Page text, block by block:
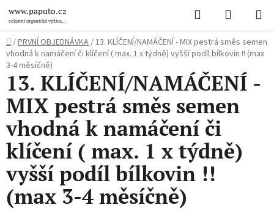
na
obsah
www.paputo.cz
celostní organická výživa
Hledat
KOŠÍK
Domů
/PRVNÍ OBJEDNÁVKA/13. KLÍČENÍ/NAMÁČENÍ - MIX pestrá směs semen
vhodná k namáčení či klíčení ( max. 1 x týdně) vyšší podíl bílkovin !! (max
3-4 měsíčně)
13. KLÍČENÍ/NAMÁČENÍ -
MIX pestrá směs semen
vhodná k namáčení či
klíčení ( max. 1 x týdně)
vyšší podíl bílkovin !!
(max 3-4 měsíčně)